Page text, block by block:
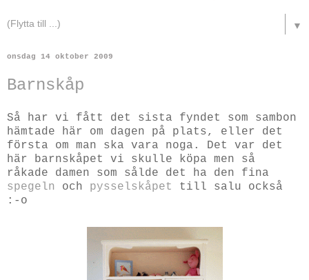
▼
onsdag 14 oktober 2009
Barnskåp
Så har vi fått det sista fyndet som sambon
hämtade här om dagen på plats, eller det
första om man ska vara noga. Det var det
här barnskåpet vi skulle köpa men så
råkade damen som sålde det ha den fina
spegeln
och pysselskåpet
till salu också
:-o